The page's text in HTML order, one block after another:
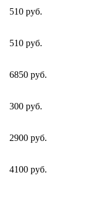
510 руб.
510 руб.
6850 руб.
300 руб.
2900 руб.
4100 руб.